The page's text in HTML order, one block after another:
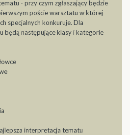
- przy czym zgłaszający będzie
poście warsztatu w której
specjalnych konkuruje. Dla
będą następujące klasy i kategorie
interpretacja tematu